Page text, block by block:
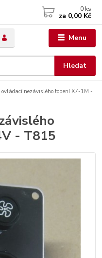
Menu
Hledat
0 ks
za 0,00 Kč
ovládací nezávislého topení X7-1M -
- T815